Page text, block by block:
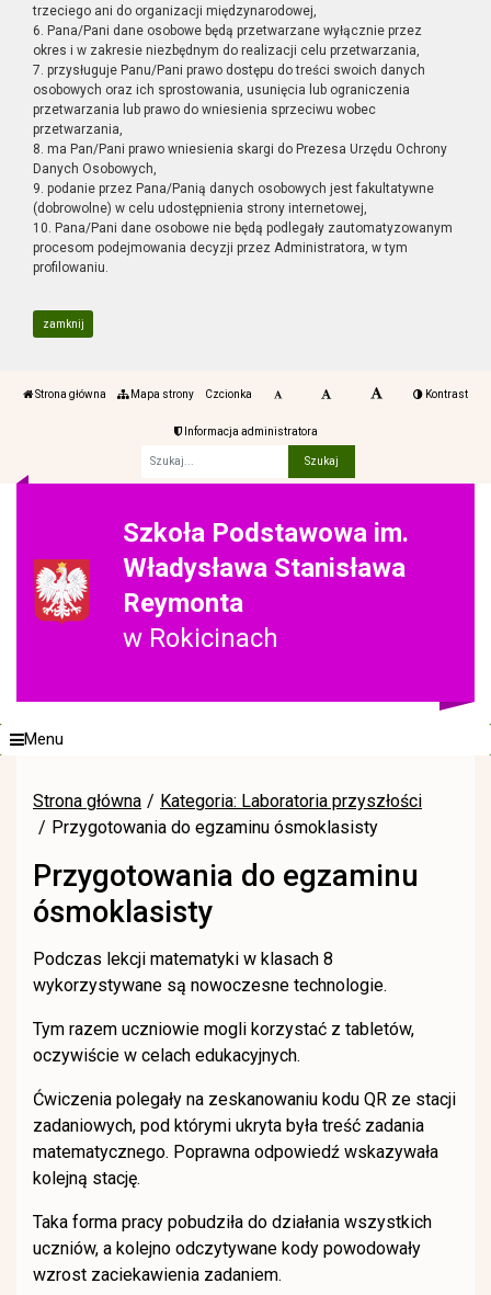
trzeciego ani do organizacji międzynarodowej,
6. Pana/Pani dane osobowe będą przetwarzane wyłącznie przez
okres i w zakresie niezbędnym do realizacji celu przetwarzania,
7. przysługuje Panu/Pani prawo dostępu do treści swoich danych
osobowych oraz ich sprostowania, usunięcia lub ograniczenia
przetwarzania lub prawo do wniesienia sprzeciwu wobec
przetwarzania,
8. ma Pan/Pani prawo wniesienia skargi do Prezesa Urzędu Ochrony
Danych Osobowych,
9. podanie przez Pana/Panią danych osobowych jest fakultatywne
(dobrowolne) w celu udostępnienia strony internetowej,
10. Pana/Pani dane osobowe nie będą podlegały zautomatyzowanym
procesom podejmowania decyzji przez Administratora, w tym
profilowaniu.
zamknij
Strona główna Mapa strony Czcionka Kontrast
Informacja administratora
Szkoła Podstawowa im.
Władysława Stanisława
Reymonta
w Rokicinach
Menu
Strona główna
Kategoria: Laboratoria przyszłości
Przygotowania do egzaminu ósmoklasisty
Przygotowania do egzaminu
ósmoklasisty
Podczas lekcji matematyki w klasach 8
wykorzystywane są nowoczesne technologie.
Tym razem uczniowie mogli korzystać z tabletów,
oczywiście w celach edukacyjnych.
Ćwiczenia polegały na zeskanowaniu kodu QR ze stacji
zadaniowych, pod którymi ukryta była treść zadania
matematycznego. Poprawna odpowiedź wskazywała
kolejną stację.
Taka forma pracy pobudziła do działania wszystkich
uczniów, a kolejno odczytywane kody powodowały
wzrost zaciekawienia zadaniem.